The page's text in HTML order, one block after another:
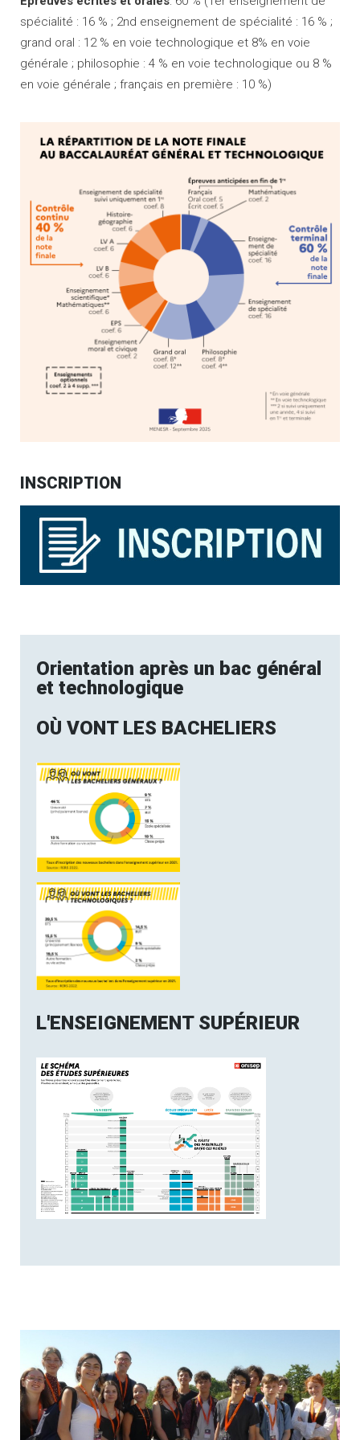
publique, réflexion éthique et civique autour de la
société et l’environnement
Une connaissance de la diversité des secteurs
professionnels liés au sport et à la pratique
sportive".
spécialité : 16 % ; 2nd enseignement de spécialité : 16 % ;
grand oral : 12 % en voie technologique et 8% en voie
générale ; philosophie : 4 % en voie technologique ou 8 %
en voie générale ; français en première : 10 %)
INSCRIPTION
Orientation après un bac général
et technologique
OÙ VONT LES BACHELIERS
L'ENSEIGNEMENT SUPÉRIEUR